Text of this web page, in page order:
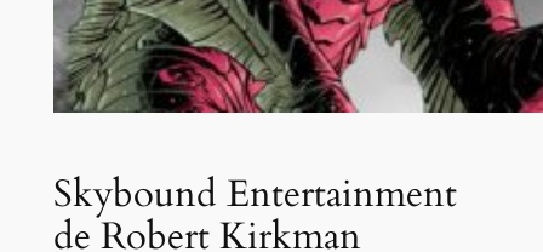
Skybound Entertainment
de Robert Kirkman